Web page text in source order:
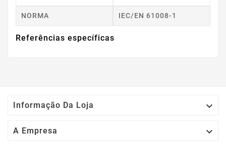
NORMA IEC/EN 61008-1
Referências específicas
Informação Da Loja 
A Empresa 